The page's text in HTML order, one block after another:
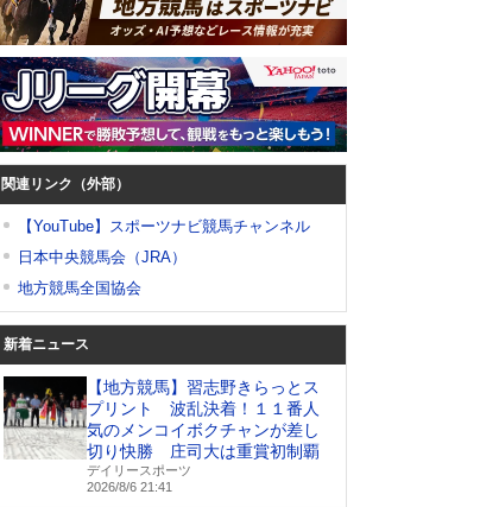
関連リンク（外部）
【YouTube】スポーツナビ競馬チャンネル
日本中央競馬会（JRA）
地方競馬全国協会
新着ニュース
【地方競馬】習志野きらっとス
プリント 波乱決着！１１番人
気のメンコイボクチャンが差し
切り快勝 庄司大は重賞初制覇
デイリースポーツ
2026/8/6 21:41